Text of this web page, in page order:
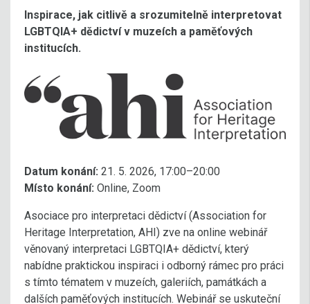
Inspirace, jak citlivě a srozumitelně interpretovat
LGBTQIA+ dědictví v muzeích a paměťových
institucích.
Datum konání: 21. 5. 2026, 17:00–20:00
Místo konání: Online, Zoom
Asociace pro interpretaci dědictví (Association for
Heritage Interpretation, AHI) zve na online webinář
věnovaný interpretaci LGBTQIA+ dědictví, který
nabídne praktickou inspiraci i odborný rámec pro práci
s tímto tématem v muzeích, galeriích, památkách a
dalších paměťových institucích. Webinář se uskuteční